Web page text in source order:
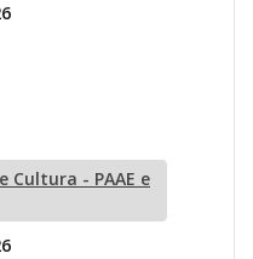
Cultura - PAAE e